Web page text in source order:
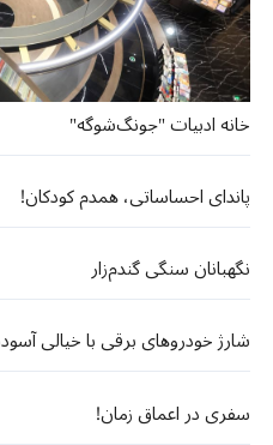
خانه ادبیات "جونگ‌شوگه"
پاندای احساساتی، همدم کودکان!
نگهبانان سنگی گندم‌زار
شارژ خودروهای برقی با خیالی
سفری در اعماق زمان!